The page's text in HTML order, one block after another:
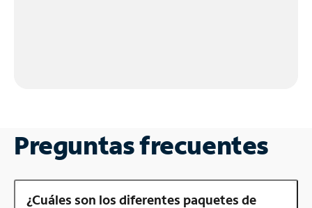
Preguntas frecuentes
¿Cuáles son los diferentes paquetes de